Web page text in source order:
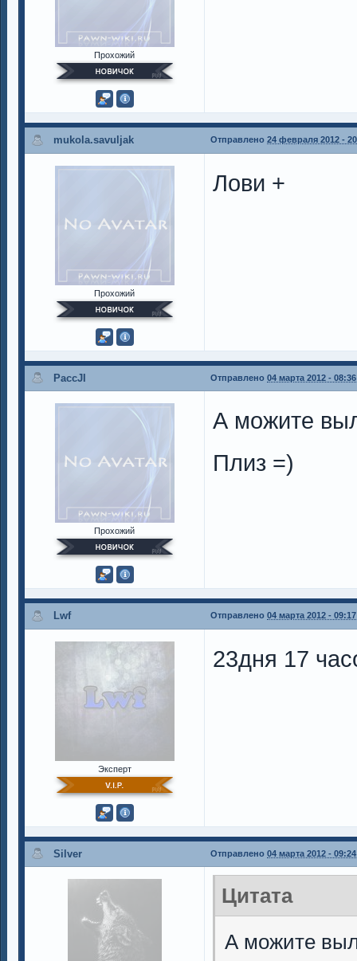
Прохожий
mukola.savuljak Отправлено 24 февраля 2012 -
Прохожий
Лови +
PaccJI Отправлено 04 марта 2012 - 08:36
Прохожий
А можите
Плиз =)
Lwf Отправлено 04 марта 2012 - 09:17
Эксперт
23дня 17
Silver Отправлено 04 марта 2012 - 09:24
Цитата
А можите